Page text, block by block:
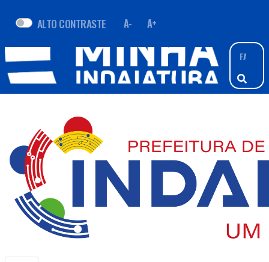
ALTO CONTRASTE A- A+